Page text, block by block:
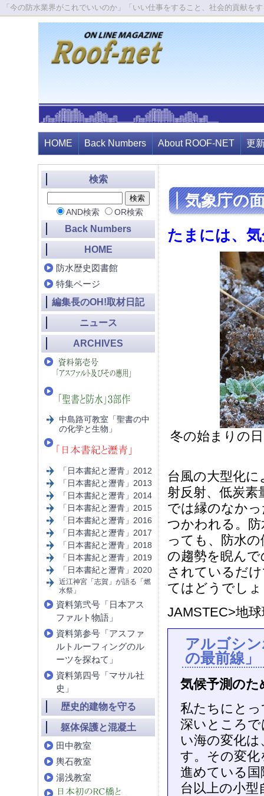
「今の防水業界がこれでいいのか」「いい仕事をすること、社会的貢献
HOME Back Numbers About ROOF-NET 更
気象庁の
たまには、
冬の始まりの
台風の大型化
射反射、低炭
では縁のなか
つかわれる。
っても、防水
の趨勢を睨ん
されているだ
てはどうでし
JAMSTEC>地
アルゴシ
の最前線」
気候予測のた
私たちにと
深いところ
い海の変化
す。その変
進めている
台以上の小
検索
AND検索 OR検索
Back Numbers
HOME
防水歴史図書館
特集ページ
編集長のOH!取材日記
ニュース
ARCHIVES
中島路可教室「聖書の中
の化学と生物」
「日本書紀と瀝青」2012
「日本書紀と瀝青」2013
「日本書紀と瀝青」2014
「日本書紀と瀝青」2015
「日本書紀と瀝青」2016
「日本書紀と瀝青」2017
「日本書紀と瀝青」2018
「日本書紀と瀝青」2019
「日本書紀と瀝青」2020
近江神宮「志賀」が語る「燃
水祭」
資料第弐号「日本アス
ファルト物語」
資料第参号「アスファ
ルトルーフィングのル
ーツを探ねて」
資料第四号「マサル社
史」
歴史的建物を守る
躯体保護と混凝土
田中教室
輿石教室
湯浅教室